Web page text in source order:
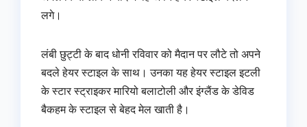
लगे।
लंबी छुट्टी के बाद धोनी रविवार को मैदान पर लौटे तो अपने
बदले हेयर स्टाइल के साथ। उनका यह हेयर स्टाइल इटली
के स्टार स्ट्राइकर मारियो बलाटोली और इंग्लैंड के डेविड
बैकहम के स्टाइल से बेहद मेल खाती है।